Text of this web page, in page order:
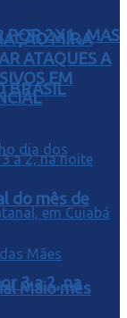
POR 2X1 , MAS
BRASIL
3 a 2, na
MIRA
ATAQUES A
EM
do mês de
Maio mês